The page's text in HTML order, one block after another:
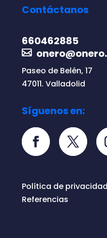
Contáctanos
660462885
Paseo de Belén, 17
47011. Valladolid
Síguenos en:
Política de privacidad
Referencias